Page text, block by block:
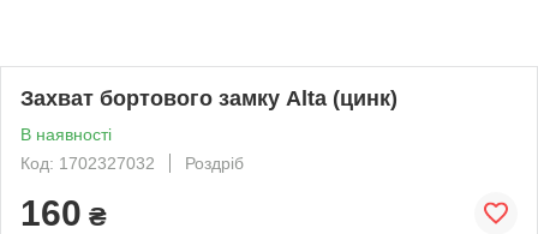
Захват бортового замку Alta (цинк)
В наявності
Код: 1702327032
Роздріб
160 ₴